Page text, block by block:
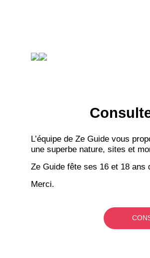
L’équipe de Ze Guide vous
une superbe nature, sites et
Ze Guide fête ses 16 et 18 ans
Merci.